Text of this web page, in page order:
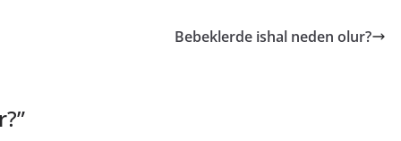
Bebeklerde ishal neden olur?
”